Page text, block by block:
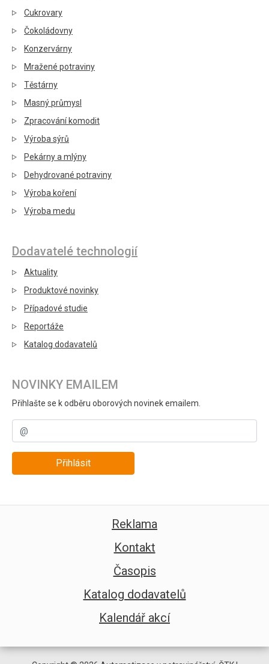
Cukrovary
Čokoládovny
Konzervárny
Mražené potraviny
Těstárny
Masný průmysl
Zpracování komodit
Výroba sýrů
Pekárny a mlýny
Dehydrované potraviny
Výroba koření
Výroba medu
Dodavatelé technologií
Aktuality
Produktové novinky
Případové studie
Reportáže
Katalog dodavatelů
NOVINKY EMAILEM
Přihlašte se k odběru oborových novinek emailem.
Přihlásit
Reklama
Kontakt
Časopis
Katalog dodavatelů
Kalendář akcí